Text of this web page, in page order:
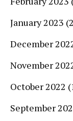
January 2023
December
November
October 2022
September